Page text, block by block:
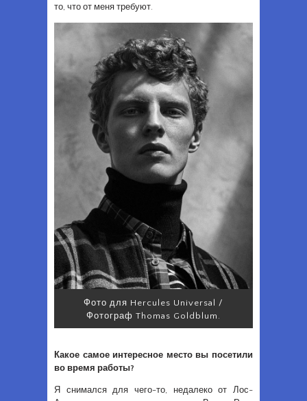
то, что от меня требуют.
Фото для Hercules Universal /
Фотограф Thomas Goldblum.
Какое самое интересное место вы посетили
во время работы?
Я снимался для чего-то, недалеко от Лос-